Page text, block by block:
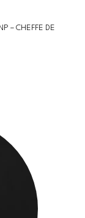
– CHEFFE DE